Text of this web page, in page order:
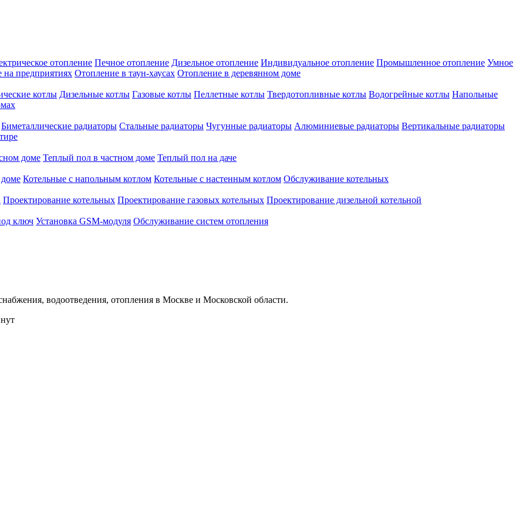
отопление Печное отопление Дизельное отопление Индивидуальное отопление Промышленное отопление Умное
на предприятиях Отопление в таун-хаусах Отопление в деревянном доме
котлы Дизельные котлы Газовые котлы Пеллетные котлы Твердотопливные котлы Водогрейные котлы Напольные
Биметаллические радиаторы Стальные радиаторы Чугунные радиаторы Алюминиевые радиаторы Вертикальные радиаторы
доме Теплый пол в частном доме Теплый пол на даче
Котельные с напольным котлом Котельные с настенным котлом Обслуживание котельных
Проектирование котельных Проектирование газовых котельных Проектирование дизельной котельной
ключ Установка GSM-модуля Обслуживание систем отопления
водоотведения, отопления в Москве и Московской области.